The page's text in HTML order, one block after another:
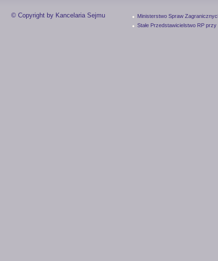
© Copyright by Kancelaria Sejmu
Ministerstwo Spraw
Stałe Przedstawicielstwo RP przy